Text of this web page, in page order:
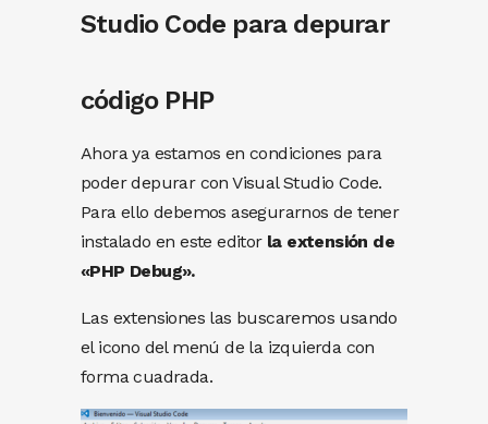
Studio Code para depurar
código PHP
Ahora ya estamos en condiciones para
poder depurar con Visual Studio Code.
Para ello debemos asegurarnos de tener
instalado en este editor la extensión de
«PHP Debug».
Las extensiones las buscaremos usando
el icono del menú de la izquierda con
forma cuadrada.